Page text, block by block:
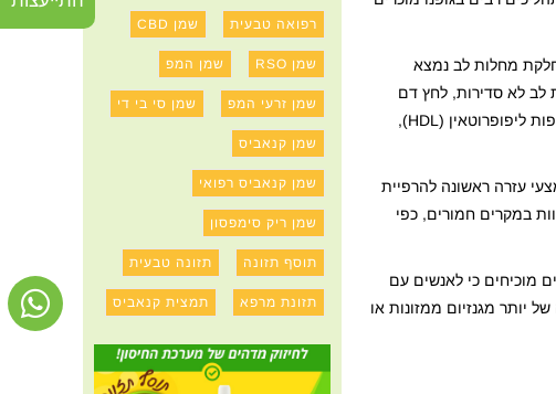
מחלות לב נמצא
לב לא סדירות, לחץ דם
גבוה, רמות גבוהות של כולסטרול "רע", הנקרא כולסטרול ליפופרוטאין בצפיפות נמוכה (LDL), רמות נמוכות של כולסטרול "טוב" צפיפות ליפופרוטאין (HDL),
עזרה ראשונה להרפיית
במקרים חמורים, כפי
מוכיחים כי לאנשים עם
יותר מגנזיום ממזונות או
רפואה טבעית שמן CBD
שמן RSO שמן המפ
שמן זרעי המפ שמן סי בי די
שמן קנאביס
שמן קנאביס רפואי
שמן ריק סימפסון
תוסף תזונה תזונה טבעית
תזונת מרפא תמצית קנאביס